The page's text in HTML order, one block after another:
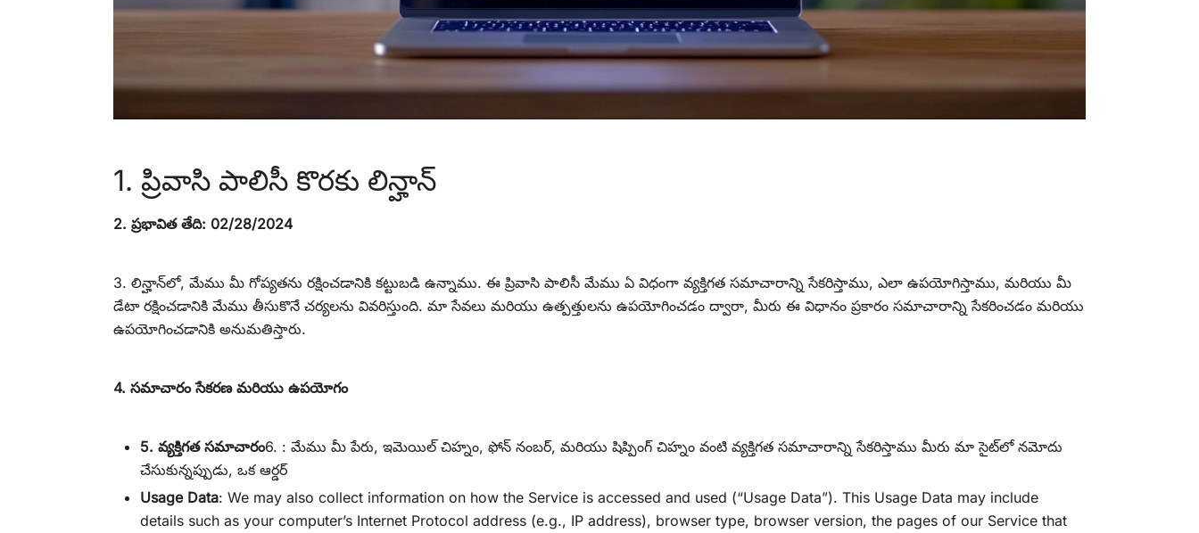
1. ప్రివాసి పాలిసీ కొరకు లిన్హాన్
2. ప్రభావిత తేది: 02/28/2024
3. లిన్హాన్‌లో, మేము మీ గోప్యతను రక్షించడానికి కట్టుబడి ఉన్నాము. ఈ ప్రివాసి పాలిసీ మేము ఏ విధంగా వ్యక్తిగత సమాచారాన్ని సేకరిస్తాము, ఎలా ఉపయోగిస్తాము, మరియు మీ
డేటా రక్షించడానికి మేము తీసుకొనే చర్యలను వివరిస్తుంది. మా సేవలు మరియు ఉత్పత్తులను ఉపయోగించడం ద్వారా, మీరు ఈ విధానం ప్రకారం సమాచారాన్ని సేకరించడం మరియు
ఉపయోగించడానికి అనుమతిస్తారు.
4. సమాచారం సేకరణ మరియు ఉపయోగం
5. వ్యక్తిగత సమాచారం6. : మేము మీ పేరు, ఇమెయిల్ చిహ్నం, ఫోన్ నంబర్, మరియు షిప్పింగ్ చిహ్నం వంటి వ్యక్తిగత సమాచారాన్ని సేకరిస్తాము మీరు మా సైట్‌లో నమోదు
చేసుకున్నప్పుడు, ఒక ఆర్డర్
Usage Data: We may also collect information on how the Service is accessed and used (“Usage Data”). This Usage Data may include
details such as your computer’s Internet Protocol address (e.g., IP address), browser type, browser version, the pages of our Service that